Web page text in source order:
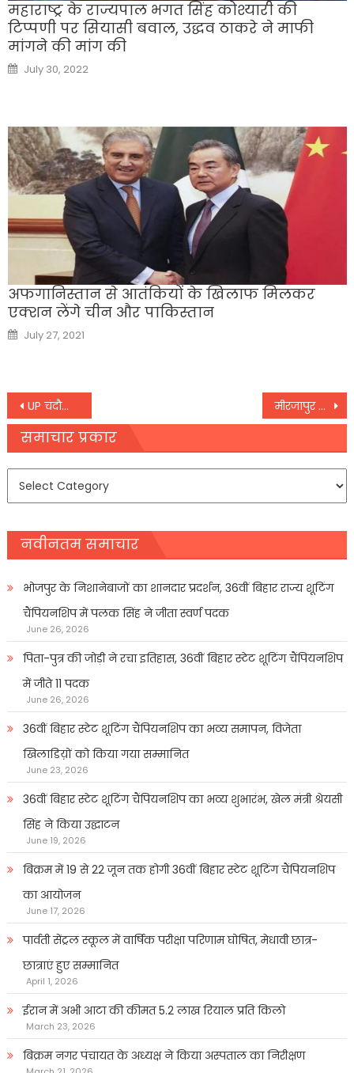
महाराष्ट्र के राज्यपाल भगत सिंह कोश्यारी की
टिप्‍पणी पर सियासी बवाल, उद्धव ठाकरे ने माफी
मांगने की मांग की
Posted
on
July 30, 2022
अफगानिस्तान से आतंकियों के खिलाफ मिलकर
एक्शन लेंगे चीन और पाकिस्तान
Posted
on
July 27, 2021
Post
navigation
UP चंदौली में सीएम योगी आदित्यनाथ बोले- प्रदेश में माफिया अब बंदूक तानने की जगह रेंग रहे मीरजापुर में बोले पीएम नरेन्‍द्र मोदी – ‘बेटे की तरह नमक का कर्ज चुकाता रहूंंगा’
समाचार प्रकार
समाचार
नवीनतम समाचार
भोजपुर के निशानेबाजों का शानदार प्रदर्शन, 36वीं बिहार राज्य शूटिंग
चैंपियनशिप में पलक सिंह ने जीता स्वर्ण पदक
June 26, 2026
पिता-पुत्र की जोड़ी ने रचा इतिहास, 36वीं बिहार स्टेट शूटिंग चैंपियनशिप
में जीते 11 पदक
June 26, 2026
36वीं बिहार स्टेट शूटिंग चैंपियनशिप का भव्य समापन, विजेता
खिलाडिय़ों को किया गया सम्मानित
June 23, 2026
36वीं बिहार स्टेट शूटिंग चैंपियनशिप का भव्य शुभारंभ, खेल मंत्री श्रेयसी
सिंह ने किया उद्घाटन
June 19, 2026
बिक्रम में 19 से 22 जून तक होगी 36वीं बिहार स्टेट शूटिंग चैंपियनशिप
का आयोजन
June 17, 2026
पार्वती सेंट्रल स्कूल में वार्षिक परीक्षा परिणाम घोषित, मेधावी छात्र-
छात्राएं हुए सम्मानित
April 1, 2026
ईरान में अभी आटा की कीमत 5.2 लाख रियाल प्रति किलो
March 23, 2026
बिक्रम नगर पंचायत के अध्यक्ष ने किया अस्पताल का निरीक्षण